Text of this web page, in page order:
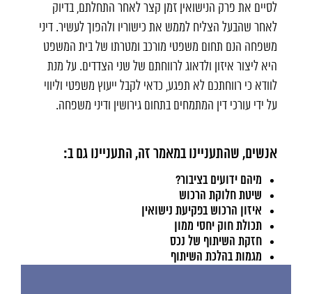
לסיים את פרק הנישואין זמן קצר לאחר התחלתם, בדיוק
לאחר שהבעל הצליח לממש את כישוריו ולהפוך לעשיר. דיני
משפחה הנם תחום משפטי מורכב ומטרתו של בית המשפט
היא ליצור איזון ולדאוג לרווחתם של שני הצדדים. על מנת
לוודא כי רווחתכם לא תפגע, כדאי לקבל ייעוץ משפטי וליווי
על ידי עורכי דין המתמחים בתחום גירושין ודיני משפחה.
אנשים, שהתעניינו במאמר זה, התעניינו גם ב:
מיהם ידועים בציבור?
שיטת חלוקת הרכוש
איזון הרכוש בפקיעת נישואין
תכולת חוק יחסי ממון
חזקת השיתוף של נכס
מגמות בהלכת השיתוף